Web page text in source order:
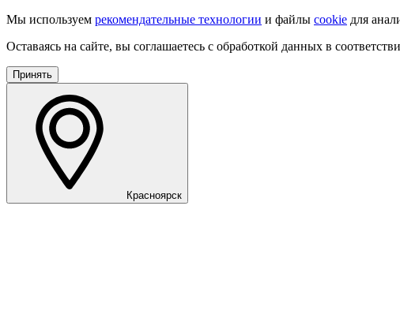
Мы используем рекомендательные технологии и файлы cookie для
Оставаясь на сайте, вы соглашаетесь с обработкой данных в
Принять
Красноярск